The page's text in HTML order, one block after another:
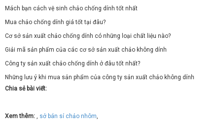
Mách bạn cách vệ sinh chảo chống dính tốt nhất
Mua chảo chống dính giá tốt tại đâu?
Cơ sở sản xuất chảo chống dính có những loại chất liệu nào?
Giải mã sản phẩm của các cơ sở sản xuất chảo không dính
Công ty sản xuất chảo chống dính ở đâu tốt nhất?
Những lưu ý khi mua sản phẩm của công ty sản xuất chảo không dính
Chia sẻ bài viết:
Xem thêm: sở bán sỉ chảo nhôm